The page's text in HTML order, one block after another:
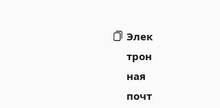
Элек
трон
ная
почт